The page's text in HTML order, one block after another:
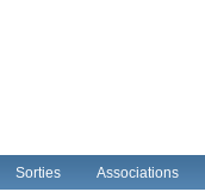
Sorties Associations